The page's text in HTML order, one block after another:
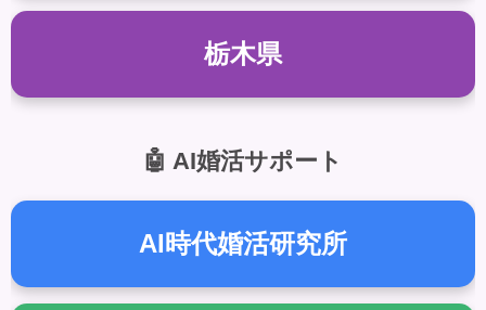
栃木県
🤖 AI婚活サポート
AI時代婚活研究所